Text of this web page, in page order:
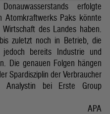
erfolgte
Atomkraftwerks Paks könnte
des Landes haben.
zuletzt noch in Betrieb, die
jedoch bereits Industrie und
Die genauen Folgen hängen
Spardisziplin der Verbraucher
Analystin bei Erste Group
APA